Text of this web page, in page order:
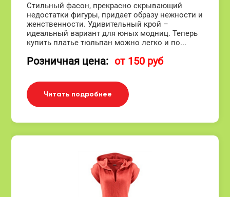
Стильный фасон, прекрасно скрывающий
недостатки фигуры, придает образу нежности и
женственности. Удивительный крой –
идеальный вариант для юных модниц. Теперь
купить платье тюльпан можно легко и по...
Розничная цена: от 150 руб
Читать подробнее